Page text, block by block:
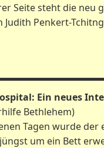
Seite steht die neu
Judith Penkert-
Ein neues
Bethlehem)
Tagen wurde der
um ein Bett